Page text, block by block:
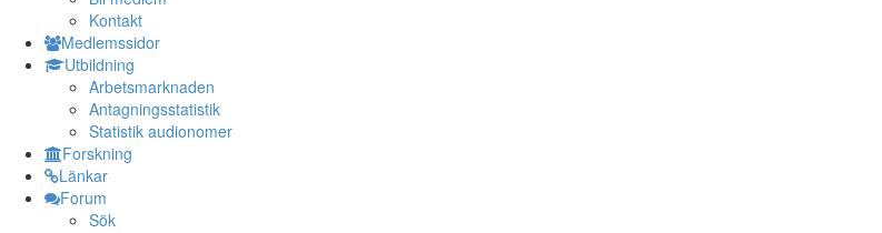
Kontakt
Medlemssidor
Utbildning
Arbetsmarknaden
Antagningsstatistik
Statistik audionomer
Forskning
Länkar
Forum
Sök